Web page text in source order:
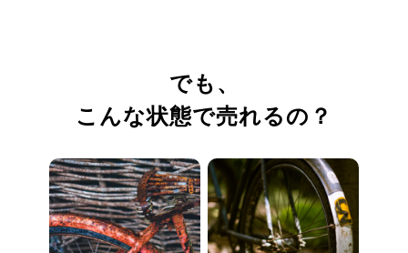
でも、
こんな状態で売れるの？